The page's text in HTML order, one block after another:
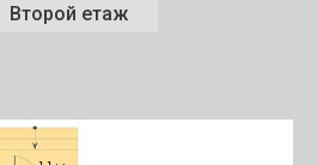
Второй етаж